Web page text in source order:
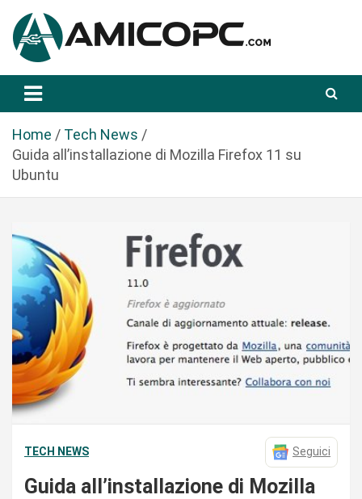
a
Amicopc.com
Home
Tech News
Guida all’installazione di Mozilla Firefox 11 su
Ubuntu
TECH NEWS Seguici
Guida all’installazione di Mozilla